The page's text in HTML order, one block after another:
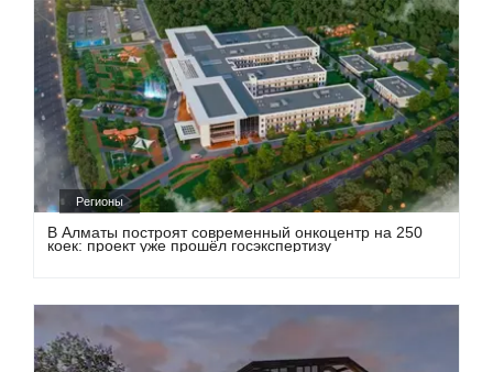
Регионы
В Алматы построят современный онкоцентр на 250
коек: проект уже прошёл госэкспертизу